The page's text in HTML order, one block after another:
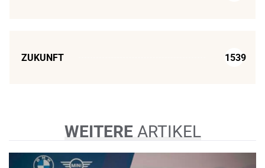
ZUKUNFT 1539
WEITEREARTIKEL